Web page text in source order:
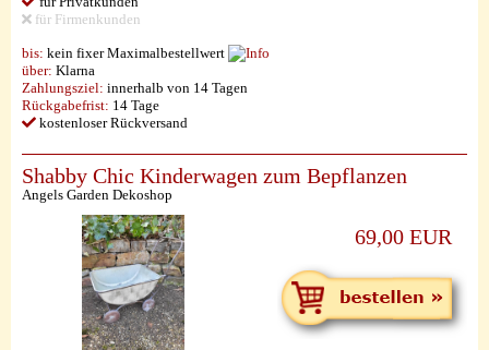
für Firmenkunden
bis: kein fixer Maximalbestellwert
über: Klarna
Zahlungsziel: innerhalb von 14 Tagen
Rückgabefrist: 14 Tage
kostenloser Rückversand
Shabby Chic Kinderwagen zum Bepflanzen
Angels Garden Dekoshop
69,00 EUR